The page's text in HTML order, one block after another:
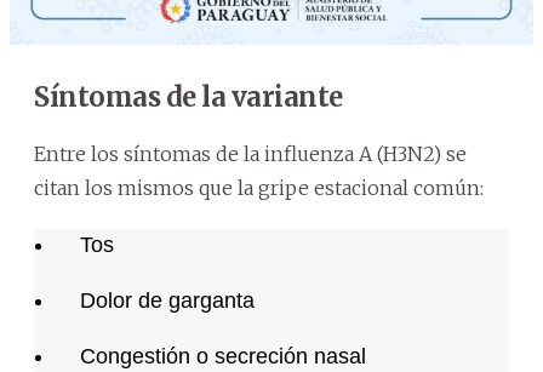
Síntomas de la variante
Entre los síntomas de la influenza A (H3N2) se
citan los mismos que la gripe estacional común:
Tos
Dolor de garganta
Congestión o secreción nasal